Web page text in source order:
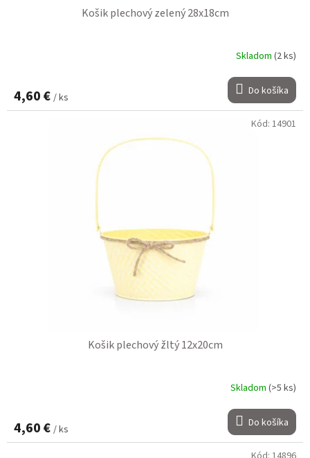
Košik plechový zelený 28x18cm
Skladom (2 ks)
4,60 € / ks Do košíka
Košik plechový žltý 12x20cm
Skladom (>5 ks)
4,60 € / ks Do košíka
Kód: 14901